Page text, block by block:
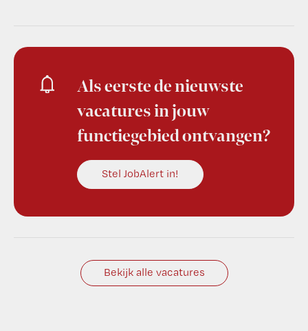
Als eerste de nieuwste
vacatures in jouw
functiegebied ontvangen?
Stel JobAlert in!
Bekijk alle vacatures